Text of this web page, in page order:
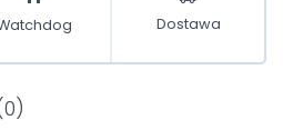
Dostawa